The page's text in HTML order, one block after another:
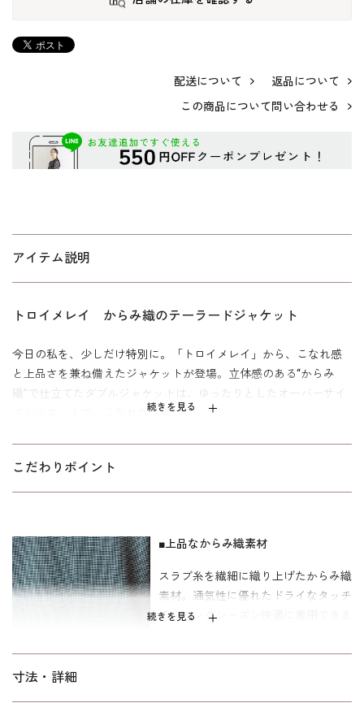
配送について
返品について
この商品について問い合わせる
アイテム説明
続きを見る
トロイメレイ からみ織のテーラードジャケット
今日の私を、少しだけ特別に。「トロイメレイ」から、こなれ感
と上品さを兼ね備えたジャケットが登場。立体感のある“からみ
織”で仕立てたダブルジャケットは、ゆったりとしたオーバーサイ
ズシルエットで、こなれた印象に。
ヒップにかかる絶妙な丈感が、自然と腰回りのカバーも叶えてく
れます。
です。インナー次第で表情が変わるので、コーディネートの幅も
広がる一着。寸法はキャリア向けの標準パターン。
※パソコンのモニター環境やスマートフォンの機種・設定によって、商品の
色味や素材感などが実物と異なって見える場合がございます。予めご了承く
こだわりポイント
続きを見る
■上品なからみ織素材
スラブ糸を繊細に織り上げたからみ織
素材。通気性に優れたドライなタッチ
で、ロングシーズン快適に着用できま
く、上品さも備えているため、デイリ
寸法・詳細